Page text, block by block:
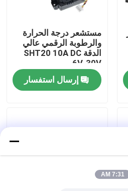
مستشعر درجة الحرارة
والرطوبة الرقمي عالي
الدقة SHT20 10A DC
6V-30V
إرسال استفسار
7:31 AM